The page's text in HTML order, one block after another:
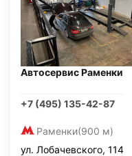
Автосервис Раменки
+7 (495) 135-42-87
Раменки(900 м)
ул. Лобачевского, 114